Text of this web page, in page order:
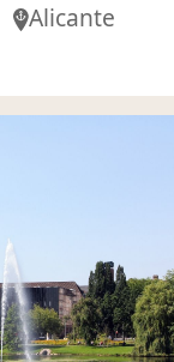
Alicante